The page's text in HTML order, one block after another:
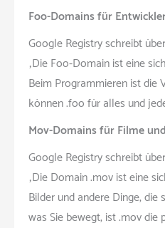
Foo-Domains für
Google Registry schreibt
„Die Foo-Domain ist eine
Beim Programmieren ist die
können .foo für alles und
Mov-Domains für Filme
Google Registry schreibt
„Die Domain .mov ist eine
Bilder und andere Dinge, die
was Sie bewegt, ist .mov die